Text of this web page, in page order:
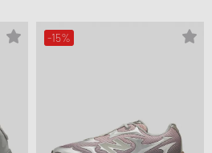
-15%